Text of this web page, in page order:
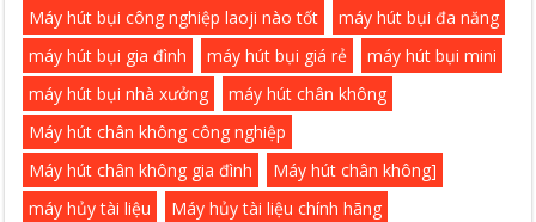
Máy hút bụi công nghiệp laoji nào tốt
máy hút bụi đa năng
máy hút bụi gia đình
máy hút bụi giá rẻ
máy hút bụi mini
máy hút bụi nhà xưởng
máy hút chân không
Máy hút chân không công nghiệp
Máy hút chân không gia đình
Máy hút chân không]
máy hủy tài liệu
Máy hủy tài liệu chính hãng